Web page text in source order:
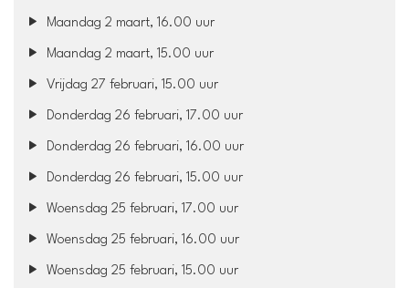
Maandag 2 maart, 16.00 uur
Maandag 2 maart, 15.00 uur
Vrijdag 27 februari, 15.00 uur
Donderdag 26 februari, 17.00 uur
Donderdag 26 februari, 16.00 uur
Donderdag 26 februari, 15.00 uur
Woensdag 25 februari, 17.00 uur
Woensdag 25 februari, 16.00 uur
Woensdag 25 februari, 15.00 uur